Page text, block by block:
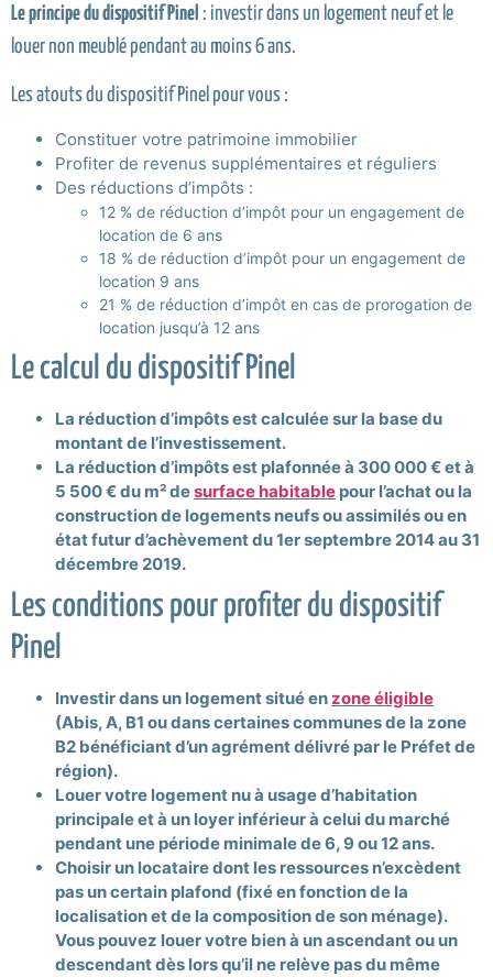
Le principe du dispositif Pinel : investir dans un logement neuf et le
louer non meublé pendant au moins 6 ans.
Les atouts du dispositif Pinel pour vous :
Constituer votre patrimoine immobilier
Profiter de revenus supplémentaires et réguliers
Des réductions d’impôts :
12 % de réduction d’impôt pour un engagement de
location de 6 ans
18 % de réduction d’impôt pour un engagement de
location 9 ans
21 % de réduction d’impôt en cas de prorogation de
location jusqu’à 12 ans
Le calcul du dispositif Pinel
La réduction d’impôts est calculée sur la base du
montant de l’investissement.
La réduction d’impôts est plafonnée à 300 000 € et à
5 500 € du m² desurface habitable pour l’achat ou la
construction de logements neufs ou assimilés ou en
état futur d’achèvement du 1er septembre 2014 au 31
décembre 2019.
Les conditions pour profiter du dispositif
Pinel
Investir dans un logement situé enzone éligible
(Abis, A, B1 ou dans certaines communes de la zone
B2 bénéficiant d’un agrément délivré par le Préfet de
région).
Louer votre logement nu à usage d’habitation
principale et à un loyer inférieur à celui du marché
pendant une période minimale de 6, 9 ou 12 ans.
Choisir un locataire dont les ressources n’excèdent
pas un certain plafond (fixé en fonction de la
localisation et de la composition de son ménage).
Vous pouvez louer votre bien à un ascendant ou un
descendant dès lors qu’il ne relève pas du même